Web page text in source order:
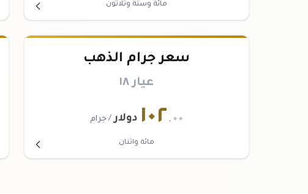
مائة وستة وثلاثون
سعر جرام الذهب
عيار ١٨
١٠٢.٠٠ دولار / جرام
مائة واثنان